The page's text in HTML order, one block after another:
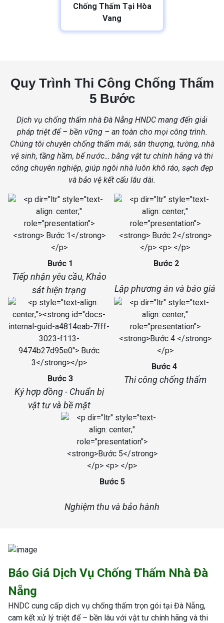
Chống Thấm Tại Hòa
Vang
Quy Trình Thi Công Chống Thấm
5 Bước
Dịch vụ chống thấm nhà Đà Nẵng HNDC mang đến giải
pháp triệt để – bền vững – an toàn cho mọi công trình.
Chúng tôi chuyên chống thấm mái, sân thượng, tường, nhà
vệ sinh, tầng hầm, bể nước… bằng vật tư chính hãng và thi
công chuyên nghiệp, giúp ngôi nhà luôn khô ráo, sạch đẹp
và bảo vệ kết cấu lâu dài.
Bước 1
Tiếp nhận yêu cầu, Khảo
sát hiện trạng
Bước 2
Lập phương án và báo giá
Bước 3
Ký hợp đồng - Chuẩn bị
vật tư và bề mặt
Bước 4
Thi công chống thấm
Bước 5
Nghiệm thu và bảo hành
Báo Giá Dịch Vụ Chống Thấm Nhà Đà
Nẵng
HNDC cung cấp dịch vụ chống thấm trọn gói tại Đà Nẵng,
cam kết xử lý triệt để – bền lâu với vật tư chính hãng và thi